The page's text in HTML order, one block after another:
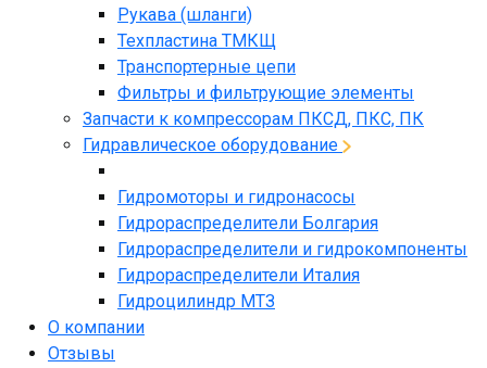
Рукава (шланги)
Техпластина ТМКЩ
Транспортерные цепи
Фильтры и фильтрующие элементы
Запчасти к компрессорам ПКСД, ПКС, ПК
Гидравлическое оборудование
Гидромоторы и гидронасосы
Гидрораспределители Болгария
Гидрораспределители и гидрокомпоненты
Гидрораспределители Италия
Гидроцилиндр МТЗ
О компании
Отзывы